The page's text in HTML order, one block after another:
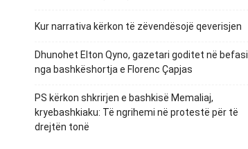
Kur narrativa kërkon të zëvendësojë qeverisjen
Dhunohet Elton Qyno, gazetari goditet në befasi
nga bashkëshortja e Florenc Çapjas
PS kërkon shkrirjen e bashkisë Memaliaj,
kryebashkiaku: Të ngrihemi në protestë për të
drejtën tonë